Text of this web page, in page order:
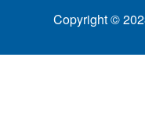
Copyright ©